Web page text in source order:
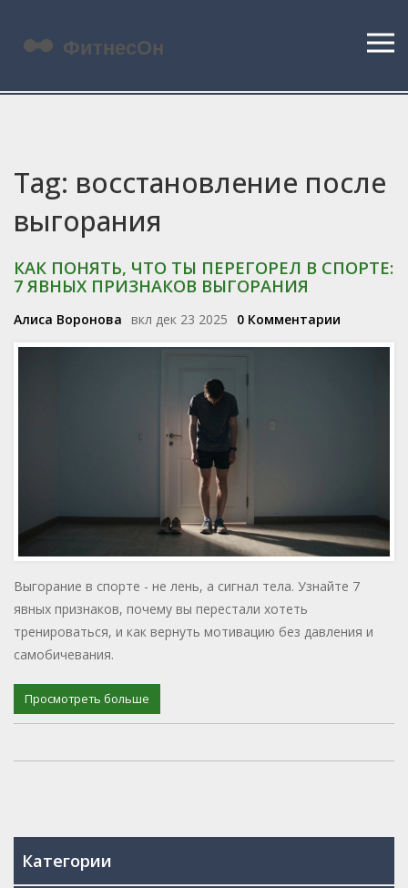
Tag: восстановление после
выгорания
КАК ПОНЯТЬ, ЧТО ТЫ ПЕРЕГОРЕЛ В СПОРТЕ:
7 ЯВНЫХ ПРИЗНАКОВ ВЫГОРАНИЯ
Алиса Воронова вкл дек 23 2025 0 Комментарии
Выгорание в спорте - не лень, а сигнал тела. Узнайте 7
явных признаков, почему вы перестали хотеть
тренироваться, и как вернуть мотивацию без давления и
самобичевания.
Просмотреть больше
Категории